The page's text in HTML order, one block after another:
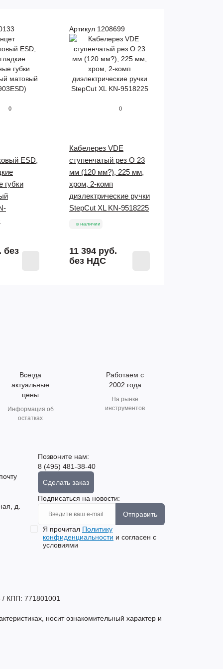
0
ESD,
губки
без
Артикул 1208699
0
Кабелерез VDE
ступенчатый рез O 23
мм (120 мм?), 225 мм,
хром, 2-комп
диэлектрические ручки
StepCut XL KN-9518225
в наличии
11 394 руб.
без НДС
Всегда
актуальные
цены
Информация об
остатках
Работаем с
2002 года
На рынке
инструментов
д.
Позвоните нам:
8 (495) 481-38-40
Сделать заказ
Подписаться на новости:
Отправить
Я прочитал Политику
конфиденциальности и согласен с
условиями
КПП: 771801001
носит ознакомительный характер и